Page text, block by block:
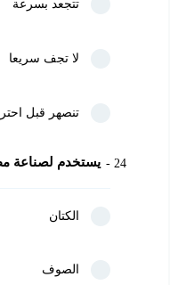
تتجعد بسرعة
لا تجف سريعا
تنصهر قبل
24 يستخدم لصناعة
الكتان
الصوف